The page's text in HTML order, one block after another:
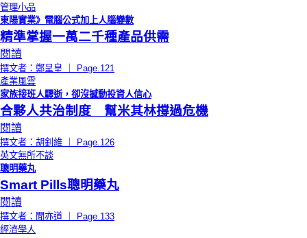
管理小品
東陽實業》電腦公式加上人腦變數
精準掌握一萬二千種產品供需
閱讀
撰文者：鄭呈皇 ｜ Page.121
產業風雲
家族接班人驟逝，卻沒撼動投資人信心
合夥人共治制度 幫米其林撐過危機
閱讀
撰文者：胡釗維 ｜ Page.126
英文無所不談
聰明藥丸
Smart Pills聰明藥丸
閱讀
撰文者：聞亦道 ｜ Page.133
經濟學人